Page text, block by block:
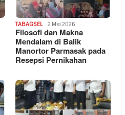
TABAGSEL 2 Mei 2026
Filosofi dan Makna
Mendalam di Balik
Manortor Parmasak pada
Resepsi Pernikahan